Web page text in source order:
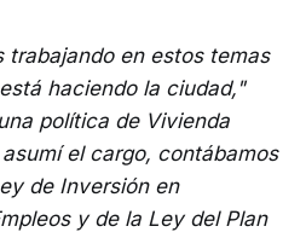
trabajando en estos temas
haciendo la ciudad,"
política de Vivienda
el cargo, contábamos
de Inversión en
y de la Ley del Plan